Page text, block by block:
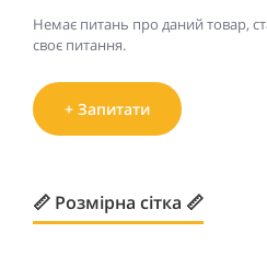
Немає питань про даний товар,
своє питання.
+ Запитати
📏 Розмірна сітка 📏